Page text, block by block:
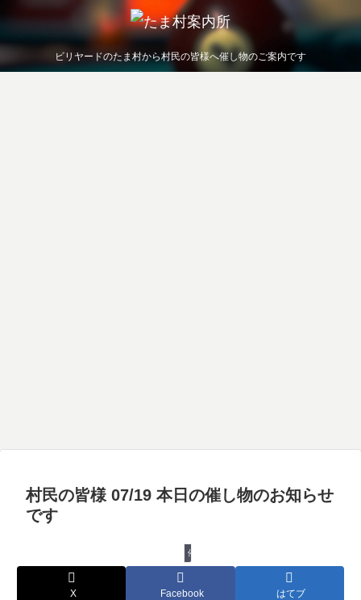
ビリヤードのたま村から村民の皆様へ催し物のご案内です
村民の皆様 07/19 本日の催し物のお知らせ
です
催し物
X Facebook はてブ